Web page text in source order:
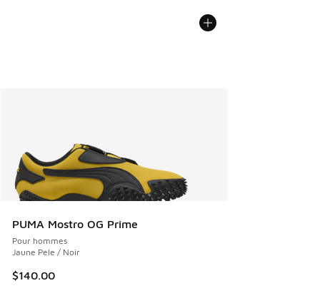
PUMA Mostro OG Prime
Pour hommes
Jaune Pele / Noir
$140.00